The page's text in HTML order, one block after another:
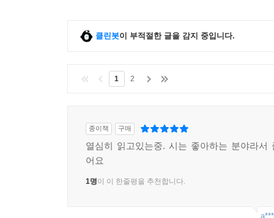
클린봇이 부적절한 글을 감지 중입니다.
1 2
종이책 구매
열심히 읽고있는중. 시는 좋아하는 분야라서
어요
1명이 이 한줄평을 추천합니다.